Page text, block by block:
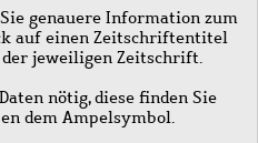
genauere Information zum
auf einen Zeitschriftentitel
jeweiligen Zeitschrift.
nötig, diese finden Sie
dem Ampelsymbol.